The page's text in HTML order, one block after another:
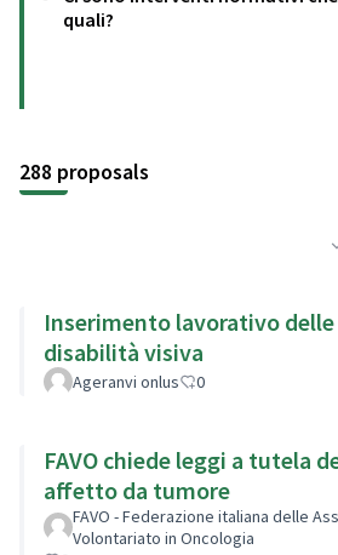
quali?
288 proposals
Inserimento lavorativo delle
disabilità visiva
Ageranvi onlus 0
FAVO chiede leggi a tutela
affetto da tumore
FAVO - Federazione italiana delle
Volontariato in Oncologia